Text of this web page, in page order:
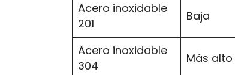
Acero inoxidable
201
Baja
Acero inoxidable
304
Más alto